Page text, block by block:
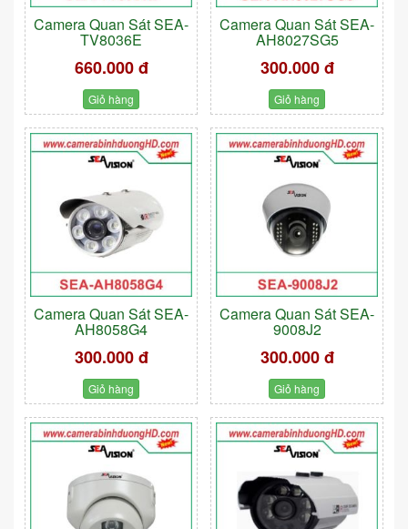
Camera Quan Sát SEA-
TV8036E
660.000 đ
Giỏ hàng
Camera Quan Sát SEA-
AH8027SG5
300.000 đ
Giỏ hàng
Camera Quan Sát SEA-
AH8058G4
300.000 đ
Giỏ hàng
Camera Quan Sát SEA-
9008J2
300.000 đ
Giỏ hàng